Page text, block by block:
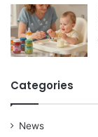
Categories
News